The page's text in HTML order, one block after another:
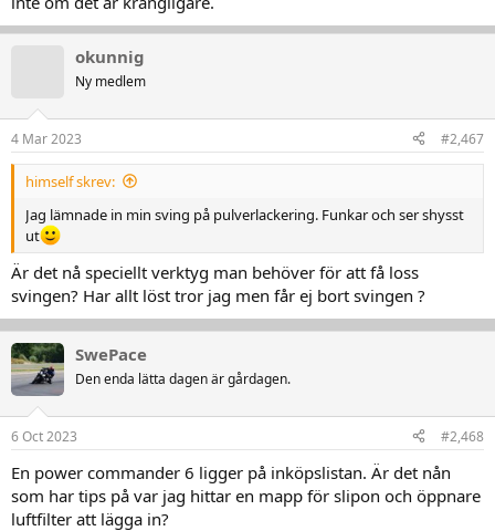
okunnig
Ny medlem
4 Mar 2023 #2,467
himself skrev:
Jag lämnade in min sving på pulverlackering. Funkar och ser shysst
ut
Är det nå speciellt verktyg man behöver för att få loss
svingen? Har allt löst tror jag men får ej bort svingen ?
SwePace
Den enda lätta dagen är gårdagen.
6 Oct 2023 #2,468
En power commander 6 ligger på inköpslistan. Är det nån
som har tips på var jag hittar en mapp för slipon och öppnare
luftfilter att lägga in?